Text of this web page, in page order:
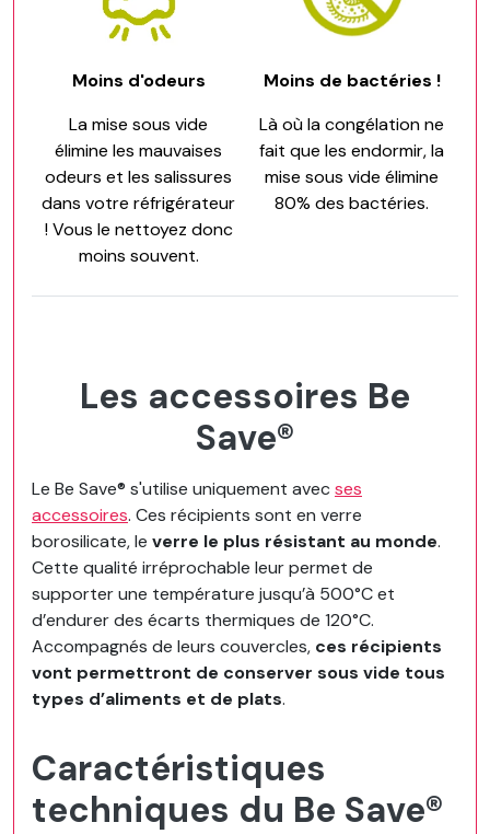
Moins d'odeurs
La mise sous vide
élimine les mauvaises
odeurs et les salissures
dans votre réfrigérateur
! Vous le nettoyez donc
moins souvent.
Moins de bactéries !
Là où la congélation ne
fait que les endormir, la
mise sous vide élimine
80% des bactéries.
Les accessoires Be
Save®
Le Be Save® s'utilise uniquement avecses
accessoires. Ces récipients sont en verre
borosilicate, le verre le plus résistant au monde.
Cette qualité irréprochable leur permet de
supporter une température jusqu’à 500°C et
d’endurer des écarts thermiques de 120°C.
Accompagnés de leurs couvercles, ces récipients
vont permettront de conserver sous vide tous
types d’aliments et de plats.
Caractéristiques
techniques du Be Save®